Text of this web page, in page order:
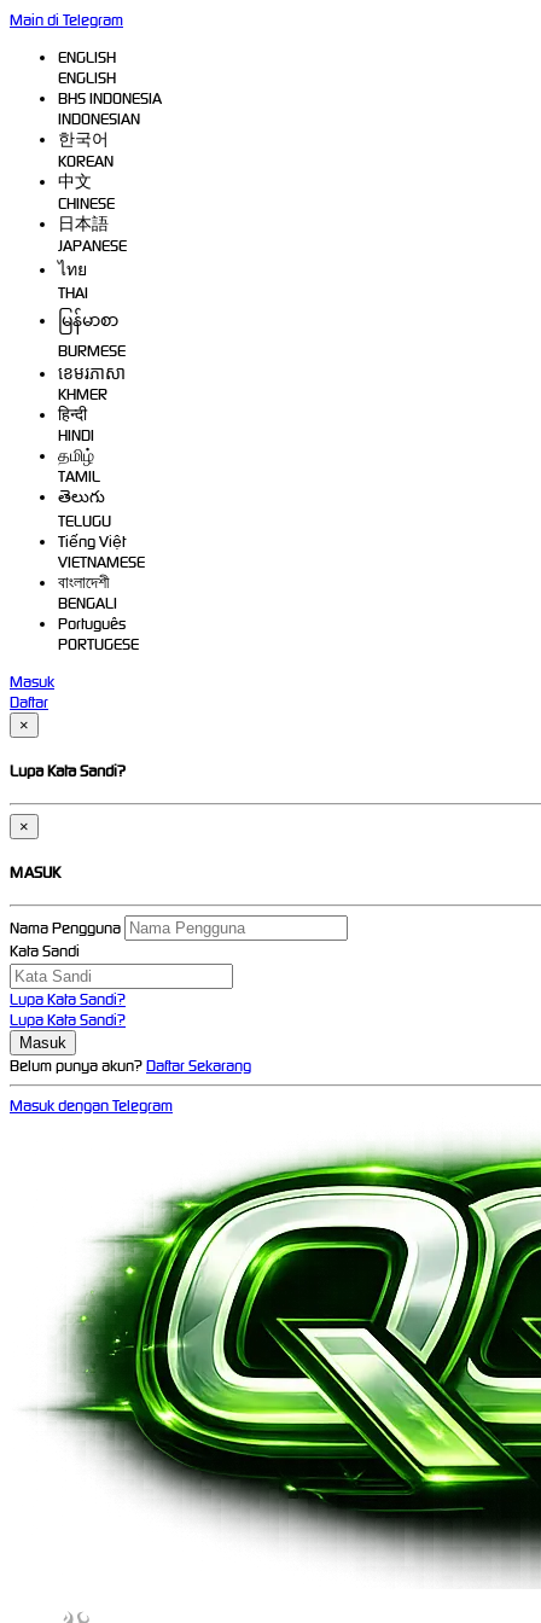
Main di Telegram
ENGLISH
ENGLISH
BHS INDONESIA
INDONESIAN
한국어
KOREAN
中文
CHINESE
日本語
JAPANESE
ไทย
THAI
မြန်မာစာ
BURMESE
ខេមរភាសា
KHMER
हिन्दी
HINDI
தமிழ்
TAMIL
తెలుగు
TELUGU
Tiếng Việt
VIETNAMESE
বাংলাদেশী
BENGALI
Português
PORTUGESE
Masuk
Daftar
×
Lupa Kata Sandi?
×
MASUK
Nama Pengguna
Kata Sandi
Lupa Kata Sandi?
Lupa Kata Sandi?
Belum punya akun?Daftar Sekarang
Masuk dengan Telegram